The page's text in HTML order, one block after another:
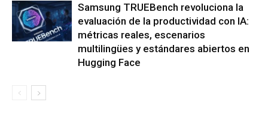
Samsung TRUEBench revoluciona la
evaluación de la productividad con IA:
métricas reales, escenarios
multilingües y estándares abiertos en
Hugging Face